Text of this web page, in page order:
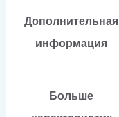
Дополнительная
информация
Больше